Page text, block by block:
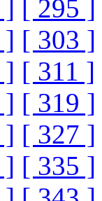
] [ 295 ]
] [ 303 ]
] [ 311 ]
] [ 319 ]
] [ 327 ]
] [ 335 ]